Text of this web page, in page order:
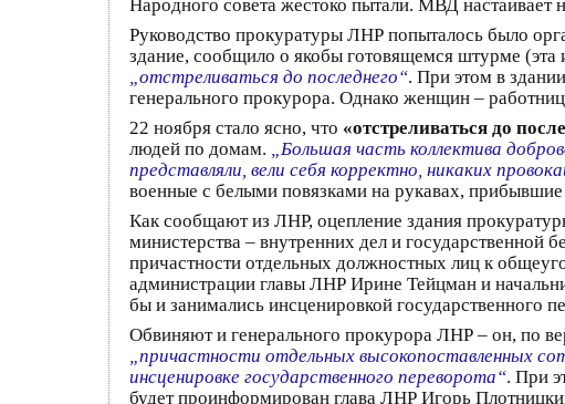
Народного совета жестоко пытали. МВД настаивает
Руководство прокуратуры ЛНР попыталось было
здание, сообщило о якобы готовящемся штурме
„отстреливаться до последнего“. При этом в
генерального прокурора. Однако женщин –
22 ноября стало ясно, что «отстреливаться до
людей по домам. „Большая часть коллектива
представляли, вели себя корректно, никаких
военные с белыми повязками на рукавах,
Как сообщают из ЛНР, оцепление здания
министерства – внутренних дел и государственной
причастности отдельных должностных лиц к
администрации главы ЛНР Ирине Тейцман и
бы и занимались инсценировкой государственного
Обвиняют и генерального прокурора ЛНР – он, по
„причастности отдельных высокопоставленных
инсценировке государственного переворота“. При
будет проинформирован глава ЛНР Игорь